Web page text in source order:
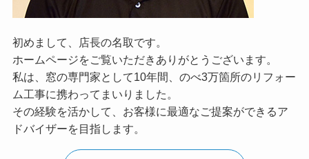
初めまして、店長の名取です。
ホームページをご覧いただきありがとうございます。
私は、窓の専門家として10年間、のべ3万箇所のリフォー
ム工事に携わってまいりました。
その経験を活かして、お客様に最適なご提案ができるア
ドバイザーを目指します。